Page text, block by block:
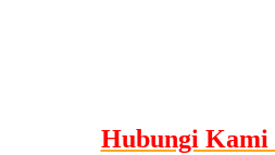
Hubungi Kami